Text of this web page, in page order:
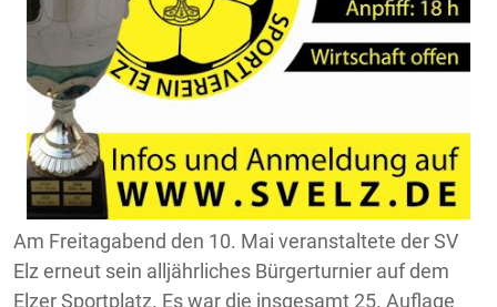
Am Freitagabend den 10. Mai veranstaltete der SV
Elz erneut sein alljährliches Bürgerturnier auf dem
Elzer Sportplatz. Es war die insgesamt 25. Auflage